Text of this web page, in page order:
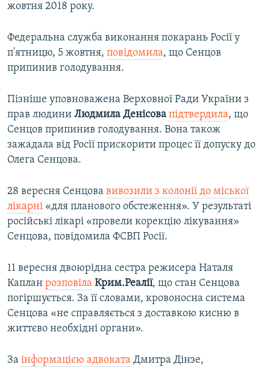
жовтня 2018 року.
Федеральна служба виконання покарань Росії у
п'ятницю, 5 жовтня, повідомила, що Сенцов
припинив голодування.
Пізніше уповноважена Верховної Ради України з
прав людини Людмила Денісова підтвердила, що
Сенцов припинив голодування. Вона також
зажадала від Росії прискорити процес її допуску до
Олега Сенцова.
28 вересня Сенцова вивозили з колонії до міської
лікарні «для планового обстеження». У результаті
російські лікарі «провели корекцію лікування»
Сенцова, повідомила ФСВП Росії.
11 вересня двоюрідна сестра режисера Наталя
Каплан розповіла Крим.Реалії, що стан Сенцова
погіршується. За її словами, кровоносна система
Сенцова «не справляється з доставкою кисню в
життєво необхідні органи».
За інформацією адвоката Дмитра Дінзе,